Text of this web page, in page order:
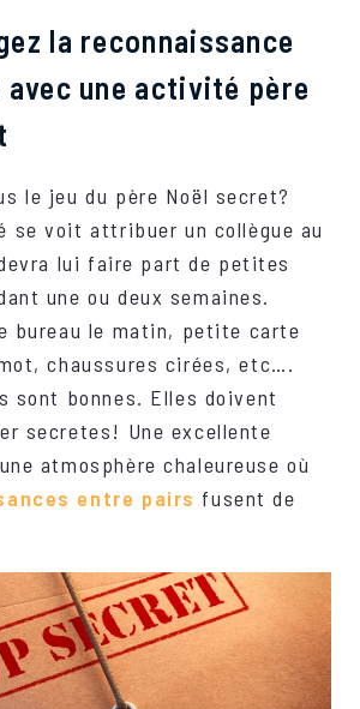
la reconnaissance
une activité père
le jeu du père Noël secret?
se voit attribuer un collègue au
lui faire part de petites
une ou deux semaines.
bureau le matin, petite carte
chaussures cirées, etc….
sont bonnes. Elles doivent
secretes! Une excellente
atmosphère chaleureuse où
entre pairs fusent de